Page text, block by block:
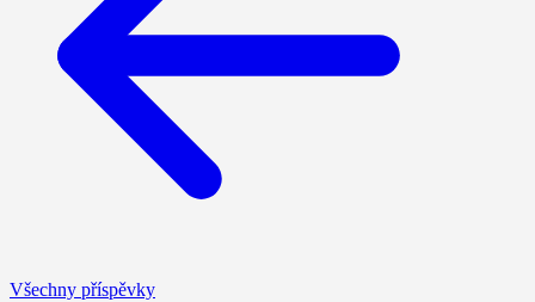
Všechny příspěvky